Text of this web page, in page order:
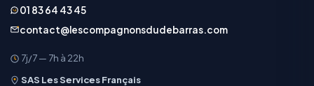
01 83 64 43 45
contact@lescompagnonsdudebarras.com
7j/7 — 7h à 22h
SAS Les Services Français